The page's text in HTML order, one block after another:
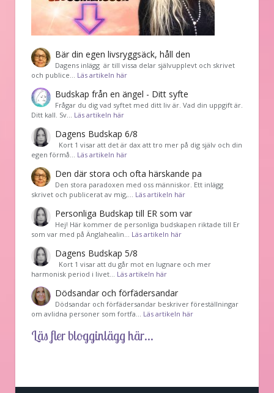
Bär din egen livsryggsäck, håll den
Dagens inlägg är till vissa delar självupplevt och skrivet
och publice… Läs artikeln här
Budskap från en ängel - Ditt syfte
Frågar du dig vad syftet med ditt liv är. Vad din uppgift är.
Ditt kall. Sv… Läs artikeln här
Dagens Budskap 6/8
Kort 1 visar att det är dax att tro mer på dig själv och din
egen förmå… Läs artikeln här
Den där stora och ofta härskande pa
Den stora paradoxen med oss människor. Ett inlägg
skrivet och publicerat av mig,… Läs artikeln här
Personliga Budskap till ER som var
Hej! Här kommer de personliga budskapen riktade till Er
som var med på Änglahealin… Läs artikeln här
Dagens Budskap 5/8
Kort 1 visar att du går mot en lugnare och mer
harmonisk period i livet… Läs artikeln här
Dödsandar och förfädersandar
Dödsandar och förfädersandar beskriver föreställningar
om avlidna personer som fortfa… Läs artikeln här
Läs fler blogginlägg här...